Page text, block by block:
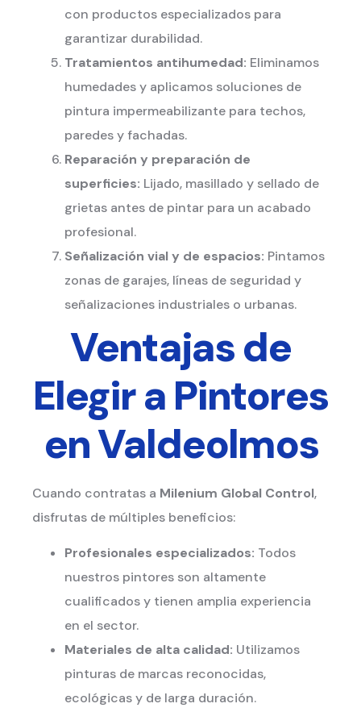
con productos especializados para
garantizar durabilidad.
Tratamientos antihumedad: Eliminamos
humedades y aplicamos soluciones de
pintura impermeabilizante para techos,
paredes y fachadas.
Reparación y preparación de
superficies: Lijado, masillado y sellado de
grietas antes de pintar para un acabado
profesional.
Señalización vial y de espacios: Pintamos
zonas de garajes, líneas de seguridad y
señalizaciones industriales o urbanas.
Ventajas de
Elegir a Pintores
en Valdeolmos
Cuando contratas a Milenium Global Control,
disfrutas de múltiples beneficios:
Profesionales especializados: Todos
nuestros pintores son altamente
cualificados y tienen amplia experiencia
en el sector.
Materiales de alta calidad: Utilizamos
pinturas de marcas reconocidas,
ecológicas y de larga duración.